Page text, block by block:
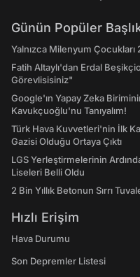
Günün Popüler
Yalnızca Milenyum
Fatih Altaylı'dan Erdal
Görevlisisiniz"
Google'ın Yapay Zeka
Kavukçuoğlu'nu Tanıyalım!
Türk Hava Kuvvetleri'nin İlk
Gazisi Olduğu Ortaya Çıktı
LGS Yerleştirmelerinin
Liseleri Belli Oldu
2 Bin Yıllık Betonun Sırrı
Hızlı Erişim
Hava Durumu
Son Depremler Listesi